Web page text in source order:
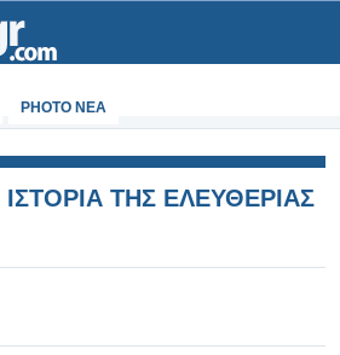
PHOTO NEA
ΤΗΣ ΕΛΕΥΘΕΡΙΑΣ